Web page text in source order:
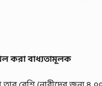
করা বাধ্যতামূলক